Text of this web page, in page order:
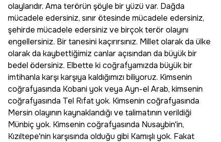
olaylarıdır. Ama terörün şöyle bir yüzü var. Dağda
mücadele edersiniz, sınır ötesinde mücadele edersiniz,
şehirde mücadele edersiniz ve birçok terör olayını
engellersiniz. Bir tanesini kaçırırsınız. Millet olarak da ülke
olarak da kaybettiğimiz canlar açısından da büyük bir
bedel ödersiniz. Elbette ki coğrafyamızda büyük bir
imtihanla karşı karşıya kaldığımızı biliyoruz. Kimsenin
coğrafyasında Kobani yok veya Ayn-el Arab, kimsenin
coğrafyasında Tel Rıfat yok. Kimsenin coğrafyasında
Mersin olayının kaynaklandığı ve talimatının verildiği
Münbiç yok. Kimsenin coğrafyasında Nusaybin'in,
Kızıltepe'nin karşısında olduğu gibi Kamışlı yok. Fakat